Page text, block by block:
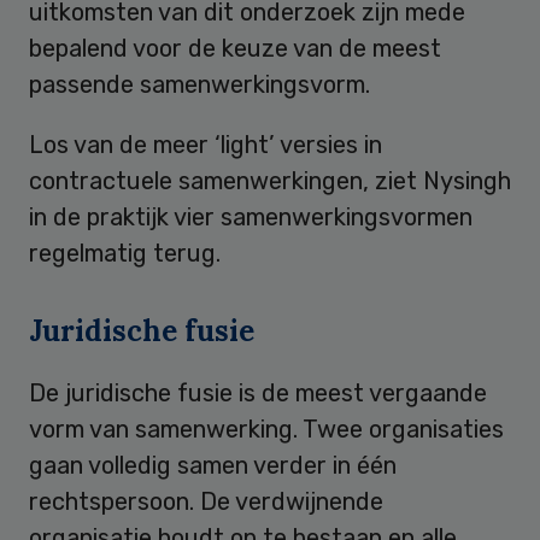
uitkomsten van dit onderzoek zijn mede
bepalend voor de keuze van de meest
passende samenwerkingsvorm.
Los van de meer ‘light’ versies in
contractuele samenwerkingen, ziet Nysingh
in de praktijk vier samenwerkingsvormen
regelmatig terug.
Juridische fusie
De juridische fusie is de meest vergaande
vorm van samenwerking. Twee organisaties
gaan volledig samen verder in één
rechtspersoon. De verdwijnende